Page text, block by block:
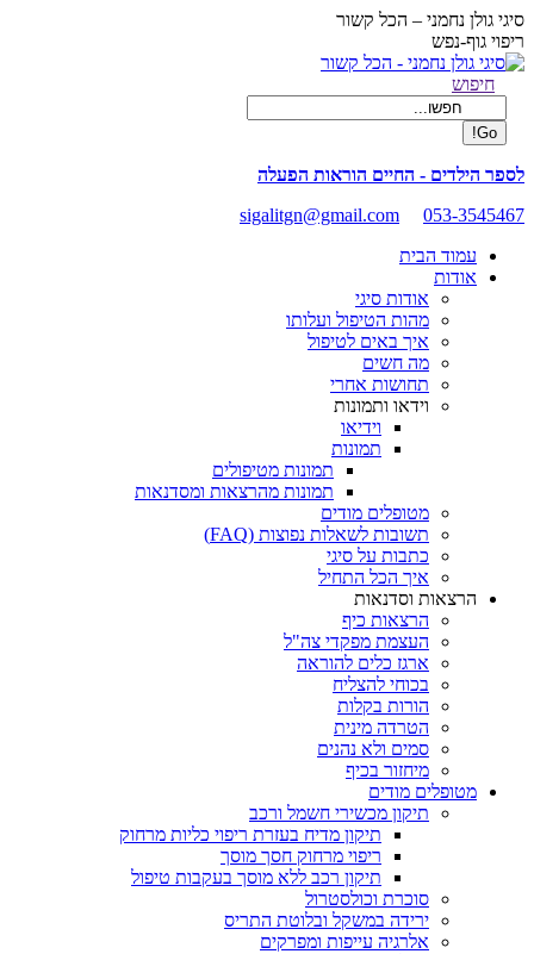
Skip
to
content
סיגי גולן נחמני – הכל קשור
ריפוי גוף-נפש
Facebook
opens
new
window
Search:
חיפוש
לספר הילדים - החיים הוראות הפעלה
sigalitgn@gmail.com
053-3545467
עמוד הבית
אודות
אודות סיגי
מהות הטיפול ועלותו
איך באים לטיפול
מה חשים
תחושות אחרי
וידאו ותמונות
וידיאו
תמונות
תמונות מטיפולים
תמונות מהרצאות ומסדנאות
מטופלים מודים
תשובות לשאלות נפוצות (FAQ)
כתבות על סיגי
איך הכל התחיל
הרצאות וסדנאות
הרצאות כיף
העצמת מפקדי צה"ל
ארגז כלים להוראה
בכוחי להצליח
הורות בקלות
הטרדה מינית
סמים ולא נהנים
מיחזור בכיף
מטופלים מודים
תיקון מכשירי חשמל ורכב
תיקון מדיח בעזרת ריפוי כליות מרחוק
ריפוי מרחוק חסך מוסך
תיקון רכב ללא מוסך בעקבות טיפול
סוכרת וכולסטרול
ירידה במשקל ובלוטת התריס
אלרגיה עייפות ומפרקים